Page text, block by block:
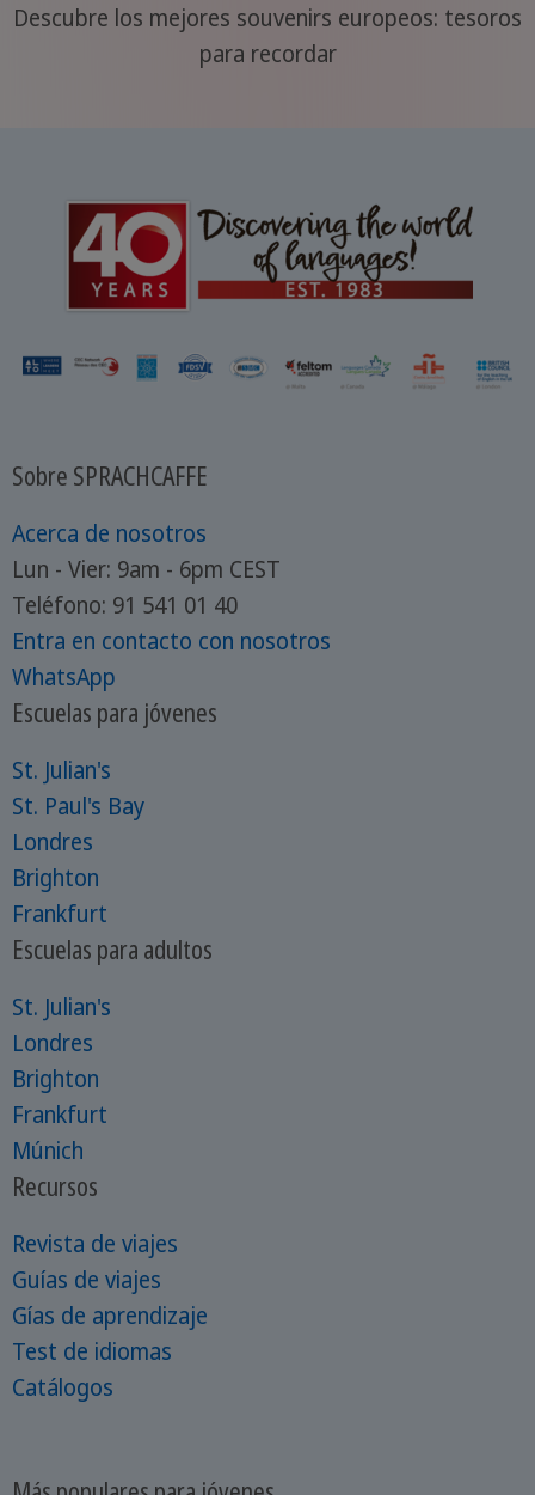
época trae recuerdos entrañables por su
ambiente mágico, momentos ideales para
mercadillos navideños de Europa?
Descubre los mejores souvenirs europeos: tesoros
para recordar
Sobre SPRACHCAFFE
Acerca de nosotros
Lun - Vier: 9am - 6pm CEST
Teléfono: 91 541 01 40
Entra en contacto con nosotros
WhatsApp
Escuelas para jóvenes
St. Julian's
St. Paul's Bay
Londres
Brighton
Frankfurt
Escuelas para adultos
St. Julian's
Londres
Brighton
Frankfurt
Múnich
Recursos
Revista de viajes
Guías de viajes
Gías de aprendizaje
Test de idiomas
Catálogos